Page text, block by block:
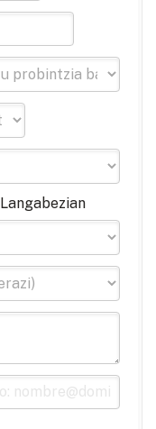
Langabezian